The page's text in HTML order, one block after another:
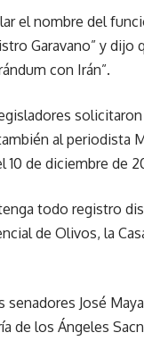
el nombre del
Garavano” y dijo
con Irán”.
al periodista
de diciembre de
todo registro
de Olivos, la
José
de los Ángeles